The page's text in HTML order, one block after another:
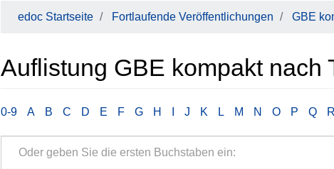
edoc Startseite Fortlaufende Veröffentlichungen GBE
Auflistung GBE kompakt nach
0-9 A B C D E F G H J K L M N O P Q R